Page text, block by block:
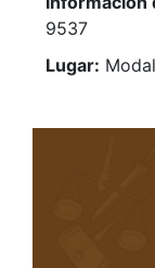
9537
Lugar: